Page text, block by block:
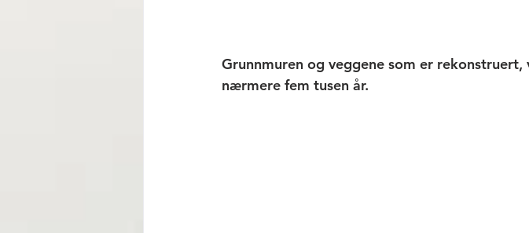
Grunnmuren og veggene som er
nærmere fem tusen år.